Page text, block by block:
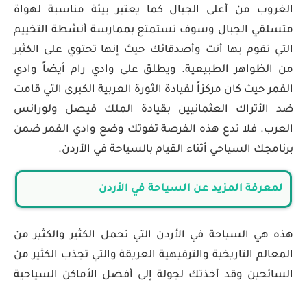
الغروب من أعلى الجبال كما يعتبر بيئة مناسبة لهواة
متسلقي الجبال وسوف تستمتع بممارسة أنشطة التخييم
التي تقوم بها أنت وأصدقائك حيث إنها تحتوي على الكثير
من الظواهر الطبيعية. ويطلق على وادي رام أيضاً وادي
القمر حيث كان مركزاً لقيادة الثورة العربية الكبرى التي قامت
ضد الأتراك العثمانيين بقيادة الملك فيصل ولورانس
العرب. فلا تدع هذه الفرصة تفوتك وضع وادي القمر ضمن
برنامجك السياحي أثناء القيام بالسياحة في الأردن.
لمعرفة المزيد عن السياحة في الأردن
هذه هي السياحة في الأردن التي تحمل الكثير والكثير من
المعالم التاريخية والترفيهية العريقة والتي تجذب الكثير من
السائحين وقد أخذتك لجولة إلى أفضل الأماكن السياحية